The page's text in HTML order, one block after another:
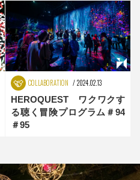
COLLABORATION 2024.02.13
HEROQUEST ワクワクす
る聴く冒険プログラム＃94
＃95